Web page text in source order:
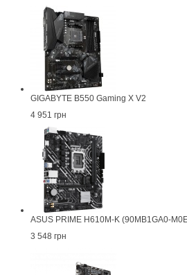
GIGABYTE B550 Gaming X V2
4 951 грн
ASUS PRIME H610M-K (90MB1GA0-
3 548 грн